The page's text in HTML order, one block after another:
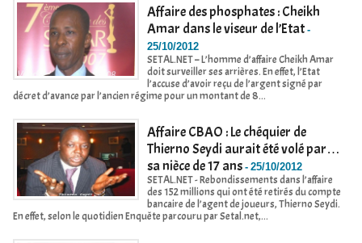
Affaire des phosphates : Cheikh
Amar dans le viseur de l’Etat -
25/10/2012
SETAL.NET – L’homme d’affaire Cheikh Amar
doit surveiller ses arrières. En effet, l’Etat
l’accuse d’avoir reçu de l’argent signé par
décret d’avance par l’ancien régime pour un montant de 8...
Affaire CBAO : Le chéquier de
Thierno Seydi aurait été volé par…
sa nièce de 17 ans - 25/10/2012
SETAL.NET - Rebondissements dans l’affaire
des 152 millions qui ont été retirés du compte
bancaire de l’agent de joueurs, Thierno Seydi.
En effet, selon le quotidien Enquête parcouru par Setal.net,...